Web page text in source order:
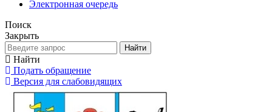
Электронная очередь
Поиск
Закрыть
Найти
Найти
Подать обращение
Версия для слабовидящих